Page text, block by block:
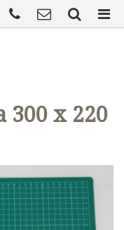
300 x 220